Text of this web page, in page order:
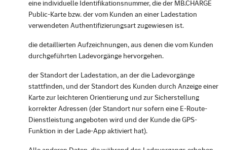
eine individuelle Identifikationsnummer, die der MB.CHARGE
Public-Karte bzw. der vom Kunden an einer Ladestation
verwendeten Authentifizierungsart zugewiesen ist.
die detaillierten Aufzeichnungen, aus denen die vom Kunden
durchgeführten Ladevorgänge hervorgehen.
der Standort der Ladestation, an der die Ladevorgänge
stattfinden, und der Standort des Kunden durch Anzeige einer
Karte zur leichteren Orientierung und zur Sicherstellung
korrekter Adressen (der Standort nur sofern eine E-Route-
Dienstleistung angeboten wird und der Kunde die GPS-
Funktion in der Lade-App aktiviert hat).